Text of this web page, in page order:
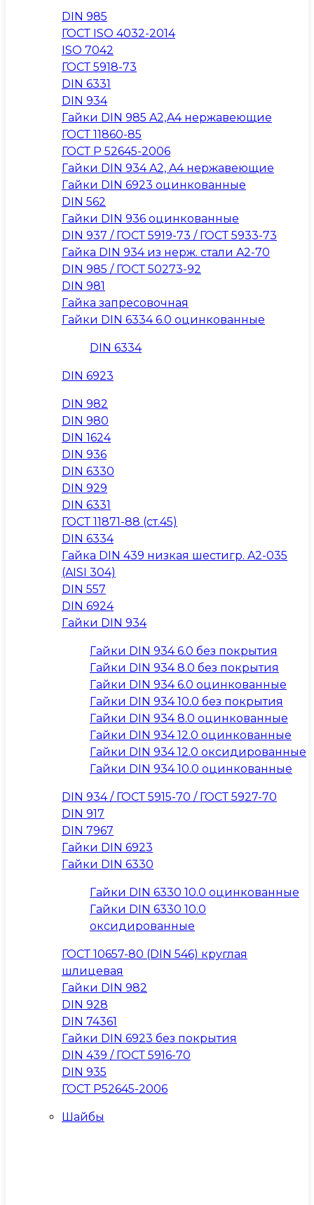
DIN 985
ГОСТ ISO 4032-2014
ISO 7042
ГОСТ 5918-73
DIN 6331
DIN 934
Гайки DIN 985 A2,A4 нержавеющие
ГОСТ 11860-85
ГОСТ Р 52645-2006
Гайки DIN 934 A2, A4 нержавеющие
Гайки DIN 6923 оцинкованные
DIN 562
Гайки DIN 936 оцинкованные
DIN 937 / ГОСТ 5919-73 / ГОСТ 5933-73
Гайка DIN 934 из нерж. стали A2-70
DIN 985 / ГОСТ 50273-92
DIN 981
Гайка запресовочная
Гайки DIN 6334 6.0 оцинкованные
DIN 6334
DIN 6923
DIN 982
DIN 980
DIN 1624
DIN 936
DIN 6330
DIN 929
DIN 6331
ГОСТ 11871-88 (ст.45)
DIN 6334
Гайка DIN 439 низкая шестигр. A2-035
(AISI 304)
DIN 557
DIN 6924
Гайки DIN 934
Гайки DIN 934 6.0 без покрытия
Гайки DIN 934 8.0 без покрытия
Гайки DIN 934 6.0 оцинкованные
Гайки DIN 934 10.0 без покрытия
Гайки DIN 934 8.0 оцинкованные
Гайки DIN 934 12.0 оцинкованные
Гайки DIN 934 12.0 оксидированные
Гайки DIN 934 10.0 оцинкованные
DIN 934 / ГОСТ 5915-70 / ГОСТ 5927-70
DIN 917
DIN 7967
Гайки DIN 6923
Гайки DIN 6330
Гайки DIN 6330 10.0 оцинкованные
Гайки DIN 6330 10.0
оксидированные
ГОСТ 10657-80 (DIN 546) круглая
шлицевая
Гайки DIN 982
DIN 928
DIN 74361
Гайки DIN 6923 без покрытия
DIN 439 / ГОСТ 5916-70
DIN 935
ГОСТ Р52645-2006
Шайбы